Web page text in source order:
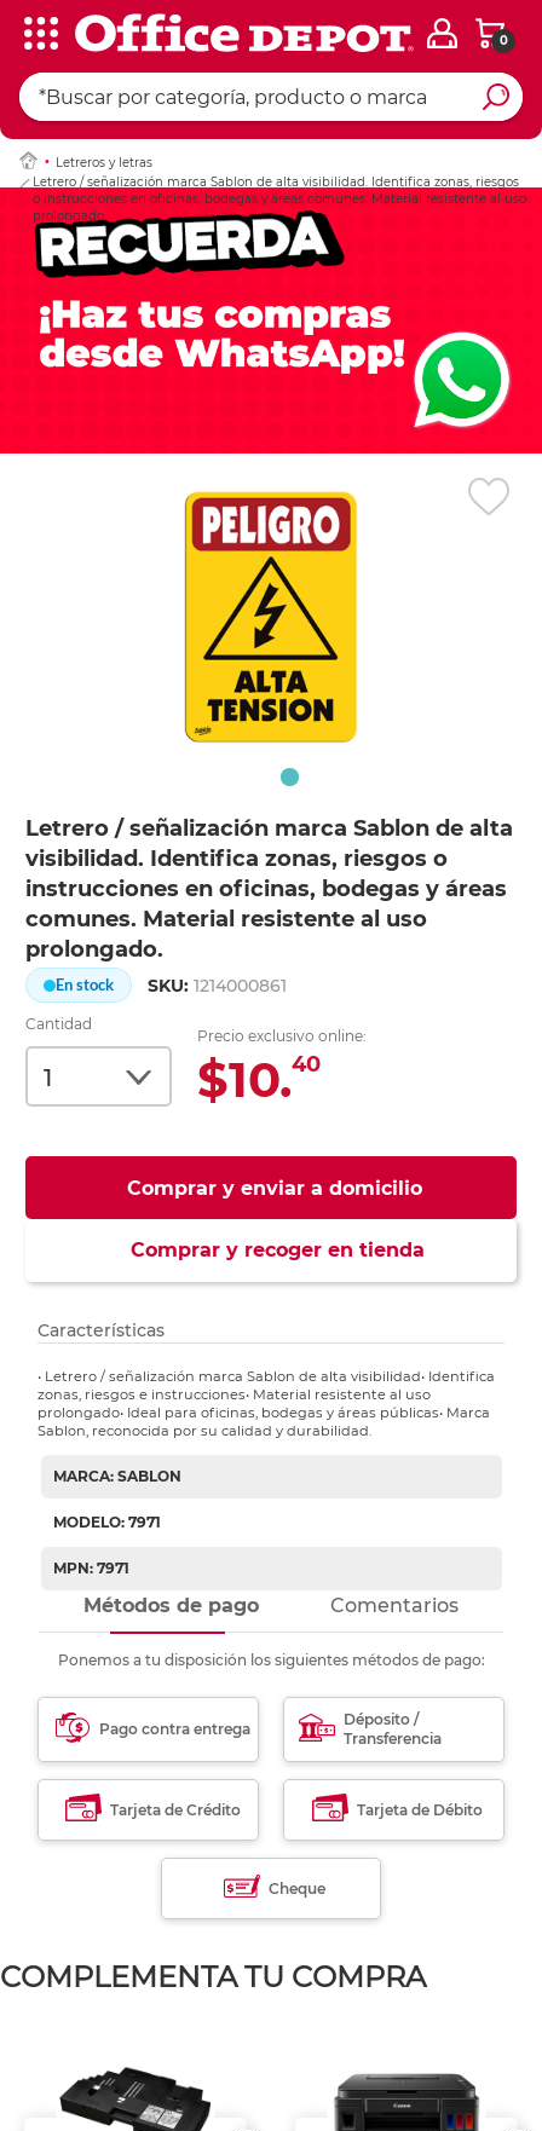
0
Letreros y letras
Letrero / señalización marca Sablon de alta visibilidad. Identifica zonas, riesgos
o instrucciones en oficinas, bodegas y áreas comunes. Material resistente al uso
prolongado.
Letrero / señalización marca Sablon de alta
visibilidad. Identifica zonas, riesgos o
instrucciones en oficinas, bodegas y áreas
comunes. Material resistente al uso
prolongado.
En stock SKU:1214000861
Cantidad
Precio exclusivo online:
$10.40
Comprar y enviar a domicilio
Comprar y recoger en tienda
Ingresar Codigo
Características
• Letrero / señalización marca Sablon de alta visibilidad• Identifica
zonas, riesgos e instrucciones• Material resistente al uso
prolongado• Ideal para oficinas, bodegas y áreas públicas• Marca
Sablon, reconocida por su calidad y durabilidad.
MARCA: SABLON
MODELO: 7971
MPN: 7971
Métodos de pago Comentarios
Ponemos a tu disposición los siguientes métodos de pago:
Pago contra entrega
Déposito /
Transferencia
Tarjeta de Crédito Tarjeta de Débito
Cheque
COMPLEMENTA TU COMPRA